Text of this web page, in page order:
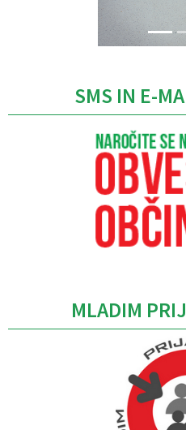
SMS IN E-
MLADIM